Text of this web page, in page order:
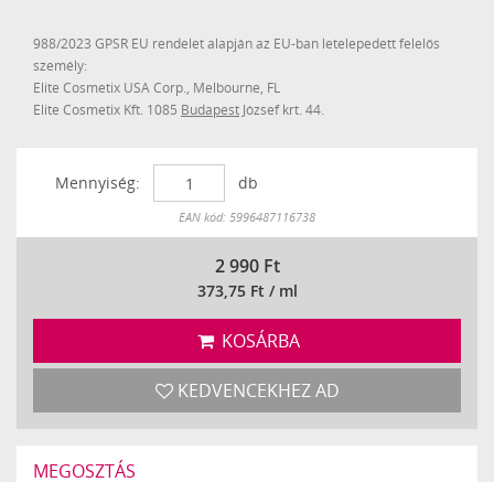
988/2023 GPSR EU rendelet alapján az EU-ban letelepedett felelős
személy:
Elite Cosmetix USA Corp., Melbourne, FL
Elite Cosmetix Kft. 1085 Budapest József krt. 44.
Mennyiség: db
Készleten
EAN kód: 5996487116738
2 990 Ft
373,75 Ft / ml
KOSÁRBA
KEDVENCEKHEZ AD
MEGOSZTÁS